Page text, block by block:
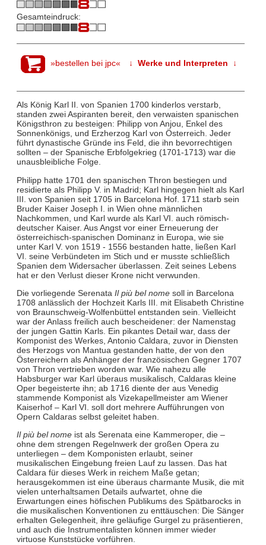
Gesamteindruck:
»bestellen bei jpc« ↓ Werke und Interpreten ↓
Als König Karl II. von Spanien 1700 kinderlos verstarb,
standen zwei Aspiranten bereit, den verwaisten spanischen
Königsthron zu besteigen: Philipp von Anjou, Enkel des
Sonnenkönigs, und Erzherzog Karl von Österreich. Jeder
führt dynastische Gründe ins Feld, die ihn bevorrechtigen
sollten – der Spanische Erbfolgekrieg (1701-1713) war die
unausbleibliche Folge.
Philipp hatte 1701 den spanischen Thron bestiegen und
residierte als Philipp V. in Madrid; Karl hingegen hielt als Karl
III. von Spanien seit 1705 in Barcelona Hof. 1711 starb sein
Bruder Kaiser Joseph I. in Wien ohne männlichen
Nachkommen, und Karl wurde als Karl VI. auch römisch-
deutscher Kaiser. Aus Angst vor einer Erneuerung der
österreichisch-spanischen Dominanz in Europa, wie sie
unter Karl V. von 1519 - 1556 bestanden hatte, ließen Karl
VI. seine Verbündeten im Stich und er musste schließlich
Spanien dem Widersacher überlassen. Zeit seines Lebens
hat er den Verlust dieser Krone nicht verwunden.
Die vorliegende Serenata Il più bel nomesoll in Barcelona
1708 anlässlich der Hochzeit Karls III. mit Elisabeth Christine
von Braunschweig-Wolfenbüttel entstanden sein. Vielleicht
war der Anlass freilich auch bescheidener: der Namenstag
der jungen Gattin Karls. Ein pikantes Detail war, dass der
Komponist des Werkes, Antonio Caldara, zuvor in Diensten
des Herzogs von Mantua gestanden hatte, der von den
Österreichern als Anhänger der französischen Gegner 1707
von Thron vertrieben worden war. Wie nahezu alle
Habsburger war Karl überaus musikalisch, Caldaras kleine
Oper begeisterte ihn; ab 1716 diente der aus Venedig
stammende Komponist als Vizekapellmeister am Wiener
Kaiserhof – Karl VI. soll dort mehrere Aufführungen von
Opern Caldaras selbst geleitet haben.
Il più bel nomeist als Serenata eine Kammeroper, die –
ohne dem strengen Regelnwerk der großen Opera zu
unterliegen – dem Komponisten erlaubt, seiner
musikalischen Eingebung freien Lauf zu lassen. Das hat
Caldara für dieses Werk in reichem Maße getan;
herausgekommen ist eine überaus charmante Musik, die mit
vielen unterhaltsamen Details aufwartet, ohne die
Erwartungen eines höfischen Publikums des Spätbarocks in
die musikalischen Konventionen zu enttäuschen: Die Sänger
erhalten Gelegenheit, ihre geläufige Gurgel zu präsentieren,
und auch die Instrumentalisten können immer wieder
virtuose Kunststücke vorführen.